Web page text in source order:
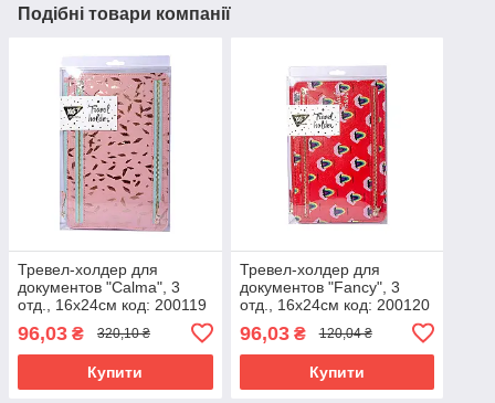
Подібні товари компанії
Тревел-холдер для
документов "Calma", 3
отд., 16х24см код: 200119
96,03 ₴ 320,10 ₴
Купити
Тревел-холдер для
документов "Fancy", 3
отд., 16х24см код: 200120
96,03₴ 120,04 ₴
Купити